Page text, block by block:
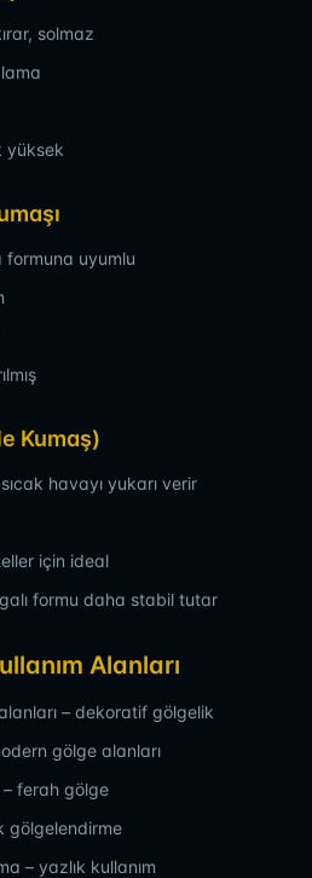
solmaz
yüksek
uyumlu
Kumaş)
havayı yukarı verir
için ideal
formu daha stabil tutar
Alanları
– dekoratif gölgelik
gölge alanları
– ferah gölge
gölgelendirme
– yazlık kullanım